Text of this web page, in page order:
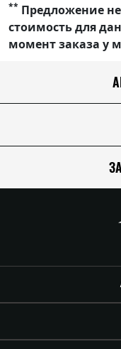
** Предложение
стоимость для
момент заказа у